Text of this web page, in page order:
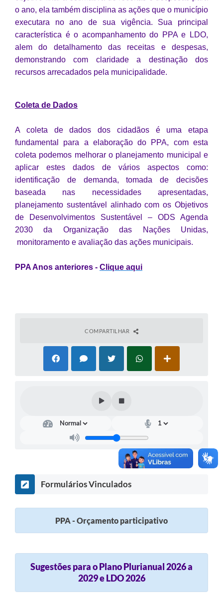
Fundo Social
Horários de Ônibus - Jundiá
Inscrições para o Castramóvel
Nota Fiscal de Serviço Eletrônica
Postos de Atendimento ao Trabalhador (PAT)
PPA - Plano Plurianual 2026 / 2029
PROCON SR
Qualifica São Roque
Sala do Empreendedor - Licenciamento Municipal para MEI
SEBRAE Aqui
Secretaria de Saúde
FAQ - Perguntas frequentes
o ano, ela também disciplina as ações que o município
executara no ano de sua vigência. Sua principal
característica é o acompanhamento do PPA e LDO,
alem do detalhamento das receitas e despesas,
demonstrando com claridade a destinação dos
recursos arrecadados pela municipalidade.
Coleta de Dados
A coleta de dados dos cidadãos é uma etapa
fundamental para a elaboração do PPA, com esta
coleta podemos melhorar o planejamento municipal e
aplicar estes dados de vários aspectos como:
identificação de demanda, tomada de decisões
baseada nas necessidades apresentadas,
planejamento sustentável alinhado com os Objetivos
de Desenvolvimentos Sustentável – ODS Agenda
2030 da Organização das Nações Unidas,
monitoramento e avaliação das ações municipais.
PPA Anos anteriores - Clique aqui
COMPARTILHAR
Formulários Vinculados
PPA - Orçamento participativo
Sugestões para o Plano Plurianual 2026 a
2029 e LDO 2026